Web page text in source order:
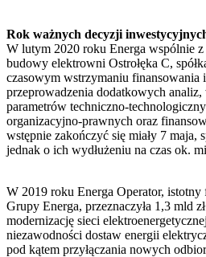
Rok ważnych decyzji
W lutym 2020 roku Energa wspólnie
budowy elektrowni Ostrołęka C,
czasowym wstrzymaniu finansowania
przeprowadzenia dodatkowych
parametrów techniczno-
organizacyjno-prawnych oraz
wstępnie zakończyć się miały 7 maja,
jednak o ich wydłużeniu na czas ok.
W 2019 roku Energa Operator,
Grupy Energa, przeznaczyła 1,3 mld
modernizację sieci
niezawodności dostaw energii
pod kątem przyłączania nowych